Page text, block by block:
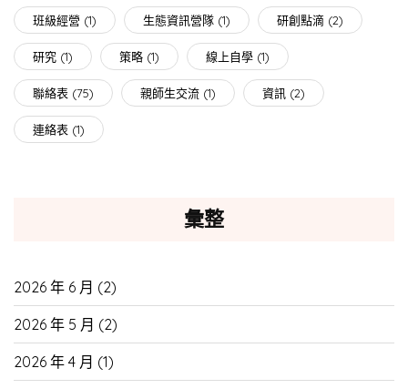
班級經營 (1) 生態資訊營隊 (1) 研創點滴 (2)
研究 (1) 策略 (1) 線上自學 (1)
聯絡表 (75) 親師生交流 (1) 資訊 (2)
連絡表 (1)
彙整
2026 年 6 月 (2)
2026 年 5 月 (2)
2026 年 4 月 (1)